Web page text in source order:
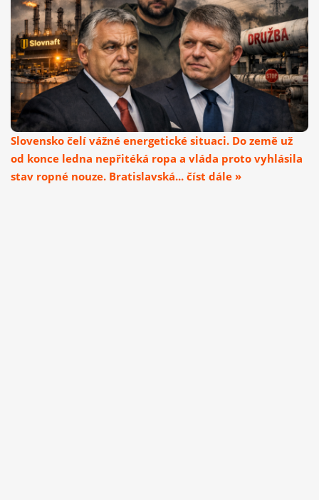
Slovensko čelí vážné energetické situaci. Do země už
od konce ledna nepřitéká ropa a vláda proto vyhlásila
stav ropné nouze. Bratislavská... číst dále »